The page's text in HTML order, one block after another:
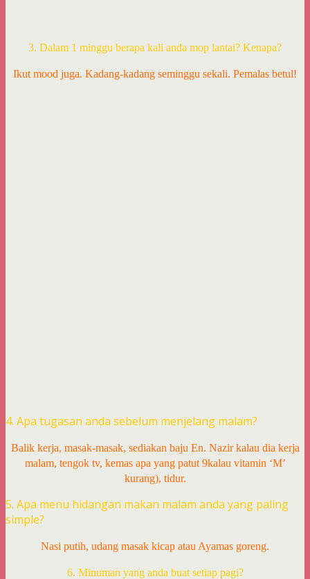
3. Dalam 1 minggu berapa kali anda mop lantai? Kenapa?
Ikut mood juga. Kadang-kadang seminggu sekali. Pemalas betul!
4. Apa tugasan anda sebelum menjelang malam?
Balik kerja, masak-masak, sediakan baju En. Nazir kalau dia kerja
malam, tengok tv, kemas apa yang patut 9kalau vitamin ‘M’
kurang), tidur.
5. Apa menu hidangan makan malam anda yang paling
simple?
Nasi putih, udang masak kicap atau Ayamas goreng.
6. Minuman yang anda buat setiap pagi?